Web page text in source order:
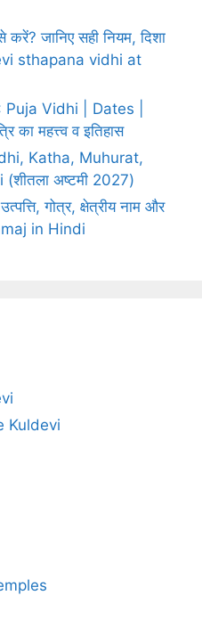
जानिए सही नियम, दिशा
sthapana vidhi at
Vidhi | Dates |
का महत्त्व व इतिहास
Katha, Muhurat,
अष्टमी 2027)
गोत्र, क्षेत्रीय नाम और
in Hindi
Kuldevi